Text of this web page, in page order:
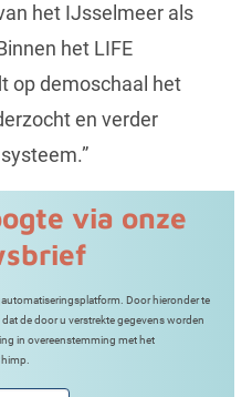
het IJsselmeer als
het LIFE
op demoschaal het
en verder
via onze
Door hieronder te
de door u verstrekte gegevens worden
in overeenstemming met het